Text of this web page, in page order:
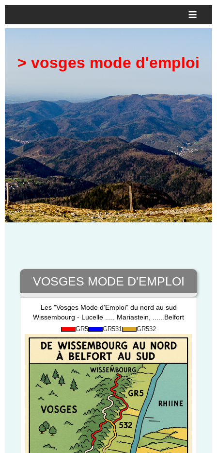
≡
> vosges mode d'emploi
VOSGES MODE D'EMPLOI
Les "Vosges Mode d'Emploi" du nord au sud
Wissembourg - Lucelle ..... Mariastein, ......Belfort
GR5 GR531 GR532